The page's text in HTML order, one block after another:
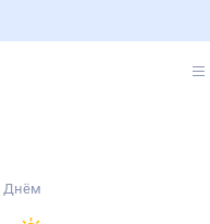
Днём